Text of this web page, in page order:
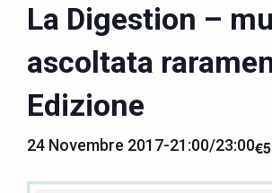
La Digestion –
ascoltata
Edizione
24 Novembre 2017-21:00/23:00